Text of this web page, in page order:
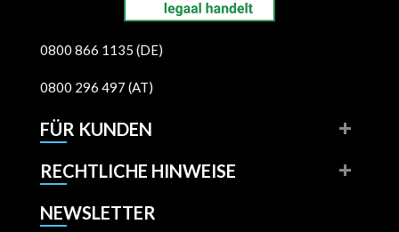
0800 866 1135 (DE)
0800 296 497 (AT)
FÜR KUNDEN
RECHTLICHE HINWEISE
NEWSLETTER